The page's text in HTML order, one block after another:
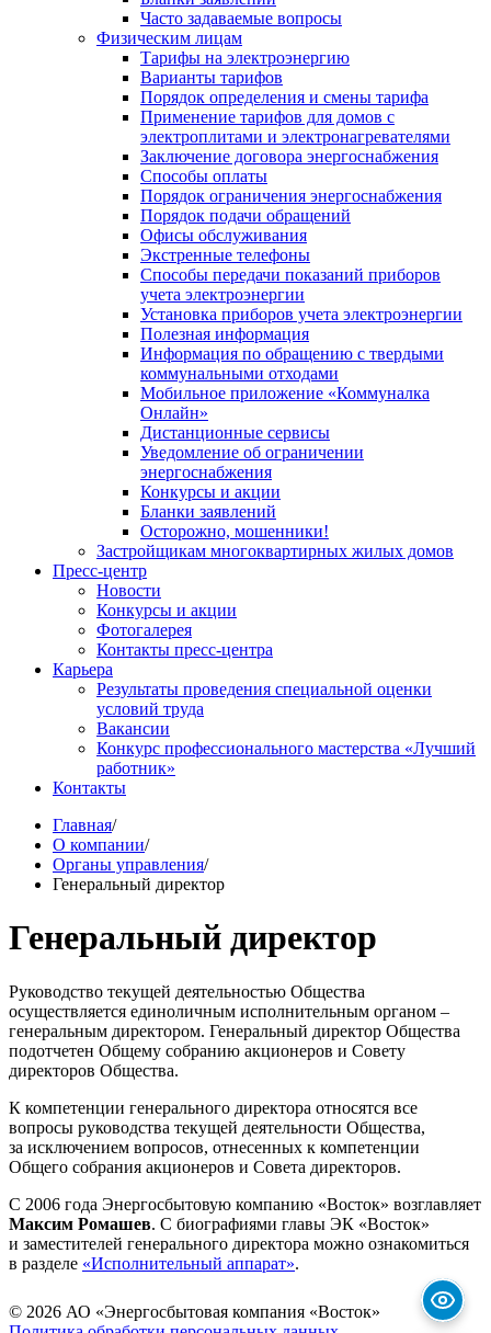
Часто задаваемые вопросы
Физическим лицам
Тарифы на электроэнергию
Варианты тарифов
Порядок определения и смены тарифа
Применение тарифов для домов с
электроплитами и электронагревателями
Заключение договора энергоснабжения
Способы оплаты
Порядок ограничения энергоснабжения
Порядок подачи обращений
Офисы обслуживания
Экстренные телефоны
Способы передачи показаний приборов
учета электроэнергии
Установка приборов учета электроэнергии
Полезная информация
Информация по обращению с твердыми
коммунальными отходами
Мобильное приложение «Коммуналка
Онлайн»
Дистанционные сервисы
Уведомление об ограничении
энергоснабжения
Конкурсы и акции
Бланки заявлений
Осторожно, мошенники!
Застройщикам многоквартирных жилых домов
Пресс-центр
Новости
Конкурсы и акции
Фотогалерея
Контакты пресс-центра
Карьера
Результаты проведения специальной оценки
условий труда
Вакансии
Конкурс профессионального мастерства «Лучший
работник»
Контакты
Главная/
О компании/
Органы управления/
Генеральный директор
Генеральный директор
Руководство текущей деятельностью Общества
осуществляется единоличным исполнительным органом –
генеральным директором. Генеральный директор Общества
подотчетен Общему собранию акционеров и Совету
директоров Общества.
К компетенции генерального директора относятся все
вопросы руководства текущей деятельности Общества,
за исключением вопросов, отнесенных к компетенции
Общего собрания акционеров и Совета директоров.
С 2006 года Энергосбытовую компанию «Восток» возглавляет
Максим Ромашев. С биографиями главы ЭК «Восток»
и заместителей генерального директора можно ознакомиться
в разделе «Исполнительный аппарат».
© 2026 АО «Энергосбытовая компания «Восток»